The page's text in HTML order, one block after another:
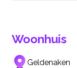
Woonhuis
Geldenaken